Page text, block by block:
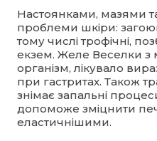
Настоянками, мазями
проблеми шкіри:
тому числі трофічні,
екзем. Желе Веселки з
організм, лікувало
при гастритах. Також
знімає запальні
допоможе зміцнити
еластичнішими.